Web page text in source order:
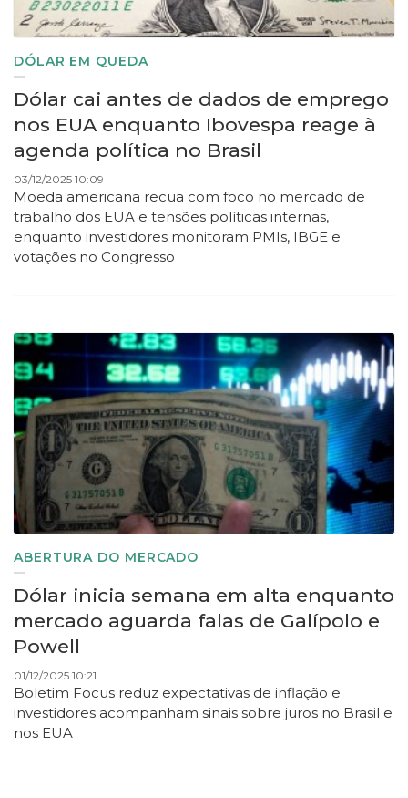
DÓLAR EM QUEDA
Dólar cai antes de dados de emprego
nos EUA enquanto Ibovespa reage à
agenda política no Brasil
03/12/2025 10:09
Moeda americana recua com foco no mercado de
trabalho dos EUA e tensões políticas internas,
enquanto investidores monitoram PMIs, IBGE e
votações no Congresso
ABERTURA DO MERCADO
Dólar inicia semana em alta enquanto
mercado aguarda falas de Galípolo e
Powell
01/12/2025 10:21
Boletim Focus reduz expectativas de inflação e
investidores acompanham sinais sobre juros no Brasil e
nos EUA